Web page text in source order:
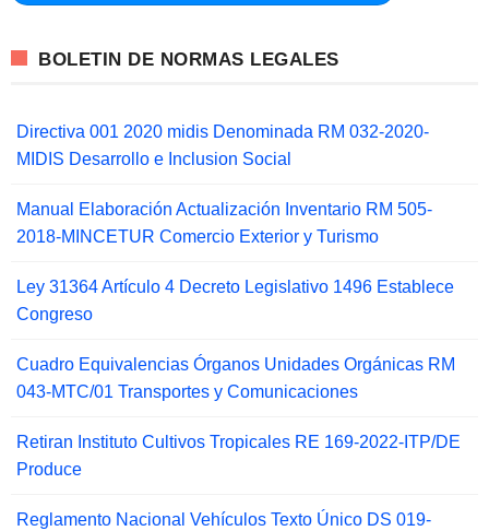
BOLETIN DE NORMAS LEGALES
Directiva 001 2020 midis Denominada RM 032-2020-
MIDIS Desarrollo e Inclusion Social
Manual Elaboración Actualización Inventario RM 505-
2018-MINCETUR Comercio Exterior y Turismo
Ley 31364 Artículo 4 Decreto Legislativo 1496 Establece
Congreso
Cuadro Equivalencias Órganos Unidades Orgánicas RM
043-MTC/01 Transportes y Comunicaciones
Retiran Instituto Cultivos Tropicales RE 169-2022-ITP/DE
Produce
Reglamento Nacional Vehículos Texto Único DS 019-